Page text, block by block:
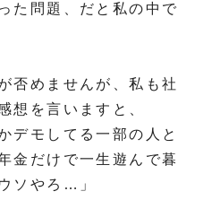
た問題、だと私の中で
否めませんが、私も社
想を言いますと、
デモしてる一部の人と
金だけで一生遊んで暮
ソやろ…」